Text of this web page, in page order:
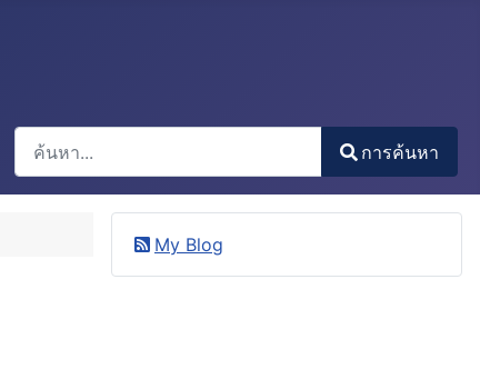
การค้นหา
Type 2 or more characters for results.
การค้นหา
My Blog